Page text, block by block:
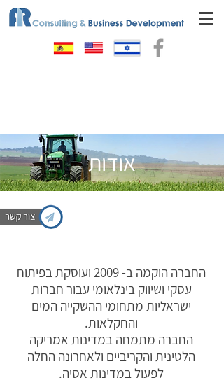
החברה הוקמה ב- 2009 ועוסקת בפיתוח
עסקי ושיווק בינלאומי עבור חברות
ישראליות מתחומי ההשקייה המים
והחקלאות.
החברה מתמחה במדינות אמריקה
הלטינית והקריביים ולאחרונה החלה
לפעול במדינות אסיה.
אודות